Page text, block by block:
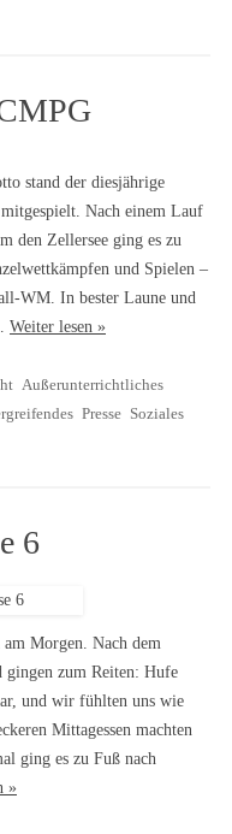
stand der diesjährige
Nach einem Lauf
den Zellersee ging es zu
und Spielen –
WM. In bester Laune und
Weiter lesen »
Außerunterrichtliches
Presse Soziales
6
Morgen. Nach dem
gingen zum Reiten: Hufe
und wir fühlten uns wie
Mittagessen machten
ging es zu Fuß nach
»